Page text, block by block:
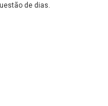
de dias.